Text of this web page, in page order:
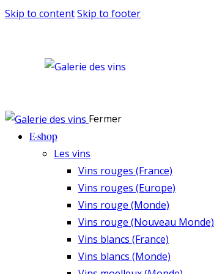
Skip to contentSkip to footer
Fermer
E-shop
Les vins
Vins rouges (France)
Vins rouges (Europe)
Vins rouge (Monde)
Vins rouge (Nouveau Monde)
Vins blancs (France)
Vins blancs (Monde)